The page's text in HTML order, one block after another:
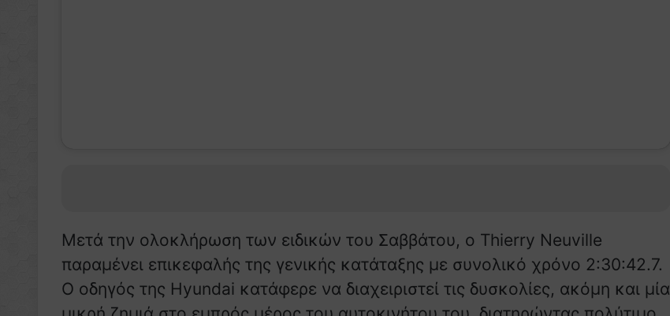
Μετά την ολοκλήρωση των ειδικών του Σαββάτου, ο Thierry Neuville
παραμένει επικεφαλής της γενικής κατάταξης με συνολικό χρόνο 2:30:42.7.
Ο οδηγός της Hyundai κατάφερε να διαχειριστεί τις δυσκολίες, ακόμη και μία